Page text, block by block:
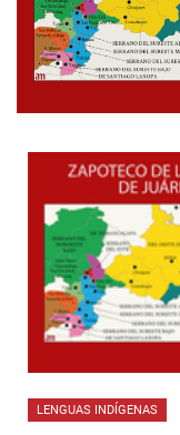
LENGUAS INDÍGENAS